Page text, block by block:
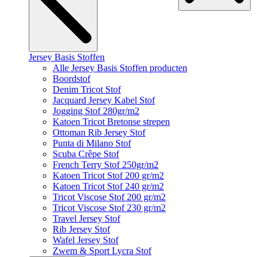
Jersey Basis Stoffen
Alle Jersey Basis Stoffen producten
Boordstof
Denim Tricot Stof
Jacquard Jersey Kabel Stof
Jogging Stof 280gr/m2
Katoen Tricot Bretonse strepen
Ottoman Rib Jersey Stof
Punta di Milano Stof
Scuba Crêpe Stof
French Terry Stof 250gr/m2
Katoen Tricot Stof 200 gr/m2
Katoen Tricot Stof 240 gr/m2
Tricot Viscose Stof 200 gr/m2
Tricot Viscose Stof 230 gr/m2
Travel Jersey Stof
Rib Jersey Stof
Wafel Jersey Stof
Zwem & Sport Lycra Stof